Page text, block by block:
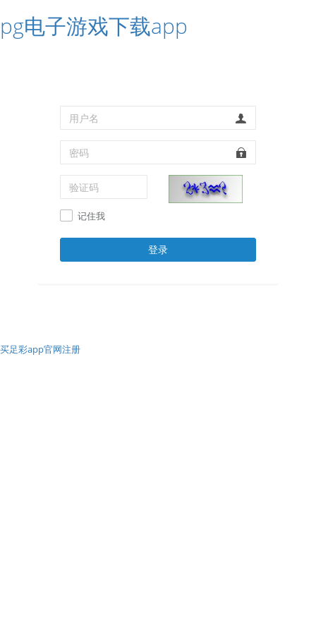
pg电子游戏下载app
记住我
登录
买足彩app官网注册